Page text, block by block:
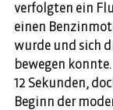
verfolgten ein
einen
wurde und sich
bewegen
12 Sekunden,
Beginn der